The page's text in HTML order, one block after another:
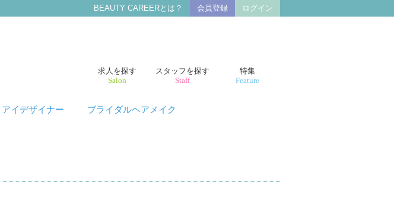
BEAUTY CAREERとは？ 会員登録 ログイン
求人を探す
Salon
スタッフを探す
Staff
特集
Feature
アイデザイナー ブライダルヘアメイク